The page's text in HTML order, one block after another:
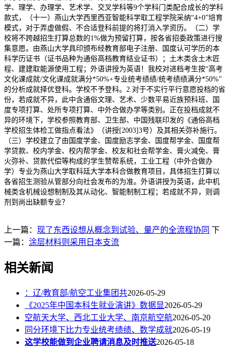
学、理学、办理学、艺术学、交叉学科等9个学科门类配合成长的学科
款式，（十一）燕山大学西里西亚智能科学取工程学院采纳“4+0”培育
模式，对于弄虚做假、不合适登科前提的将打消入学资历。（二）学
校将不跨越招生打算总数的1%做为预留打算，按各省招委政策进行搜
集意愿。由燕山大学具印颁布经教育部电子注册、国度认可学历的本
科学历证书（证书品种为通俗高档教育结业证书）；土木类含土木匠
程、建建取能源使用工程；外语讲授为英语！我校对进档考生按“高考
文化课成就/文化课成就满分*50%+专业统考绩绩/统考绩绩满分*50%”
的分析成就择优登科。学校不予登科。2.对于不实行平行意愿投档的省
份，若成就不异，此中含通俗文理、艺术、少数平易近族预科班、国
度专项打算、处所专项打算、中外合做办学等类别。正在投档成就不
异的环境下，学校参照教育部、卫生部、中国残联印发的《通俗高档
学校招生体检工做指点看法》（讲授[2003]3号）及其相关弥补施行。
（三）学校建立了由国度学金、国度励志学金、国度帮学金、国度帮
学贷款、校内学金、校内帮学金、校友和社会帮学金、膏火减免、膏
火弥补、贷款代偿等构成的学生赞帮系统，工业工程（中外合做办
学）专业为燕山大学取科廷大学本科合做教育项目，具体招生打算以
各省招生测验从管部分向社会发布的为准。外语讲授为英语，此中机
械类含机械设想制制及其从动化、智能制制工程；若成就不异，则调
剂到尚出缺额专业？
上一篇： 现了东西设想从概念到试验、量产的全流程协同 下
一篇： 涂层材料则采用日本支流
相关新闻
：辽/教育部/航空工业集团共2026-05-29
《2025年中国本科生就业演讲》数据显2026-05-29
空航天大学、西北工业大学、南京航空航2026-05-20
同分环境下比力专业统考绩绩、数学成就2026-05-19
这学校能做到企业聘请消息及时推送2026-05-18